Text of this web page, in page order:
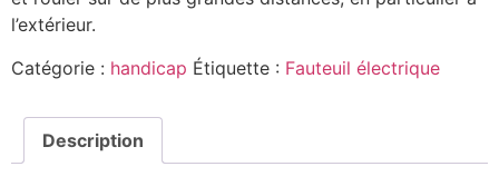
l’extérieur.
Catégorie : handicap Étiquette : Fauteuil électrique
Description